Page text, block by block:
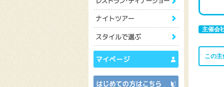
主催会
この